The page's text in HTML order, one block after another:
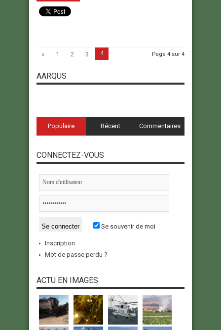
Page 4 sur 4
« 1 2 3 4
AARQUS
Populaire Récent Commentaires
CONNECTEZ-VOUS
Se souvenir de moi
Inscription
Mot de passe perdu ?
ACTU EN IMAGES